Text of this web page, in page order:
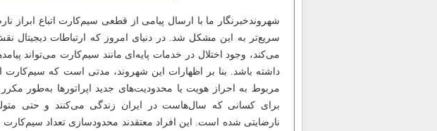
شهروندخبرنگار ما با ارسال پیامی از قطعی سیم‌کارت اتباع ابراز
سریع‌تر به این مشکل شد. در دنیای امروز که ارتباطات دیجیتال
می‌کند، وجود اختلال در خدمات پایه‌ای مانند سیم‌کارت می‌تواند
داشته باشد. بنا بر اظهارات این شهروند، مدتی است که سیم‌کارت
مربوط به احراز هویت یا محدودیت‌های جدید اپراتورها به‌طور
برای کسانی که سال‌هاست در ایران زندگی می‌کنند و حتی
نارضایتی شده است. این افراد معتقدند محدودسازی تعداد سیم‌کارت